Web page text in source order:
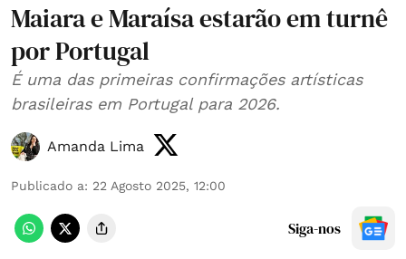
Maiara e Maraísa estarão em turnê
por Portugal
É uma das primeiras confirmações artísticas
brasileiras em Portugal para 2026.
Amanda Lima
Publicado a: 22 Agosto 2025, 12:00
Siga-nos